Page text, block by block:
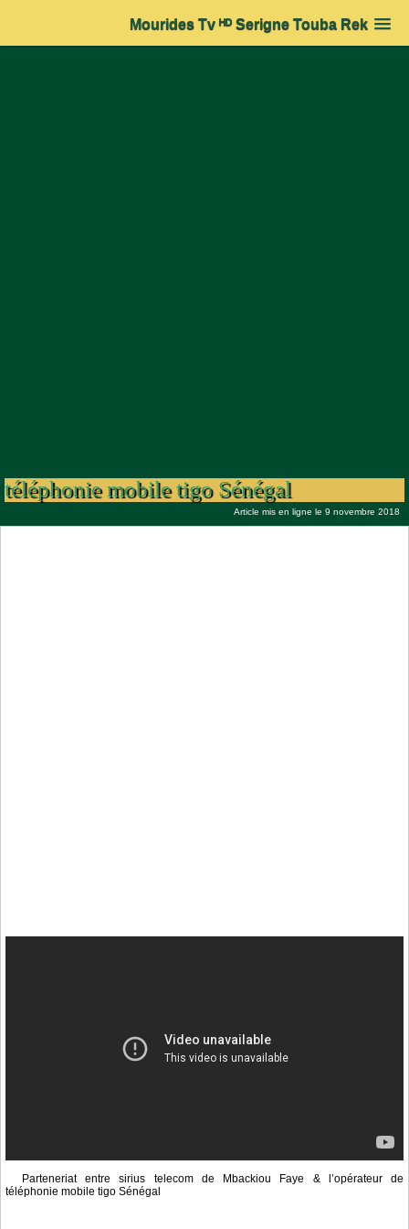
Mourides Tv ᴴᴰ Serigne Touba Rek
téléphonie mobile tigo Sénégal
Article mis en ligne le 9 novembre 2018
Parteneriat entre sirius telecom de Mbackiou Faye & l’opérateur de
téléphonie mobile tigo Sénégal